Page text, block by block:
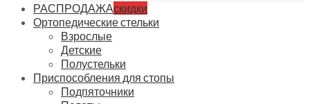
РАСПРОДАЖАскидки
Ортопедические стельки
Взрослые
Детские
Полустельки
Приспособления для стопы
Подпяточники